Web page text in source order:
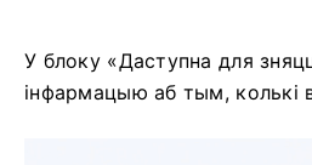
У блоку «Даступна для
інфармацыю аб тым, колькі